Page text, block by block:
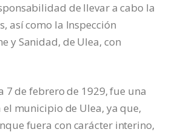
de llevar a cabo la
así como la Inspección
y Sanidad, de Ulea, con
7 de febrero de 1929, fue una
municipio de Ulea, ya que,
fuera con carácter interino,